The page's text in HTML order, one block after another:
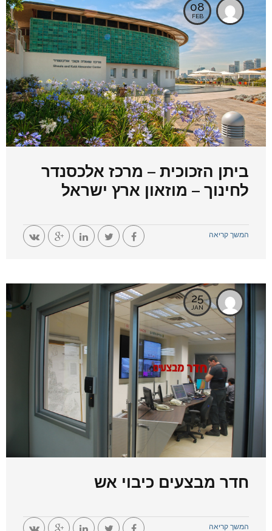
08
FEB
ביתן הזכוכית – מרכז אלכסנדר
לחינוך – מוזאון ארץ ישראל
המשך קריאה
25
JAN
חדר מבצעים כיבוי אש
המשך קריאה